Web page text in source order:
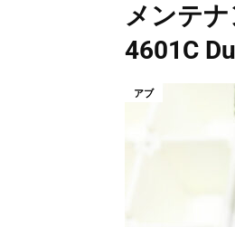
メンテ
4601C
アブ